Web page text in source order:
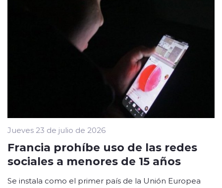
Jueves 23 de julio de 2026
Francia prohíbe uso de las redes
sociales a menores de 15 años
Se instala como el primer país de la Unión Europea